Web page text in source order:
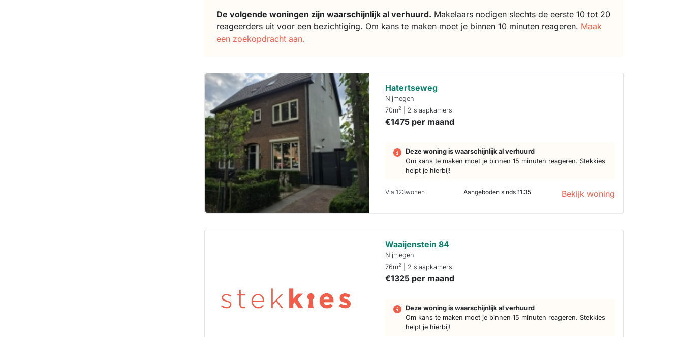
De volgende woningen zijn waarschijnlijk al verhuurd. Makelaars nodigen slechts de eerste 10 tot 20
reageerders uit voor een bezichtiging. Om kans te maken moet je binnen 10 minuten reageren. Maak
een zoekopdracht aan.
Hatertseweg
Nijmegen
70m2 | 2 slaapkamers
€1475 per maand
Deze woning is waarschijnlijk al verhuurd
Om kans te maken moet je binnen 15 minuten reageren. Stekkies
helpt je hierbij!
Via 123wonen Aangeboden sinds 11:35 Bekijk woning
Waaijenstein 84
Nijmegen
76m2 | 2 slaapkamers
€1325 per maand
Deze woning is waarschijnlijk al verhuurd
Om kans te maken moet je binnen 15 minuten reageren. Stekkies
helpt je hierbij!